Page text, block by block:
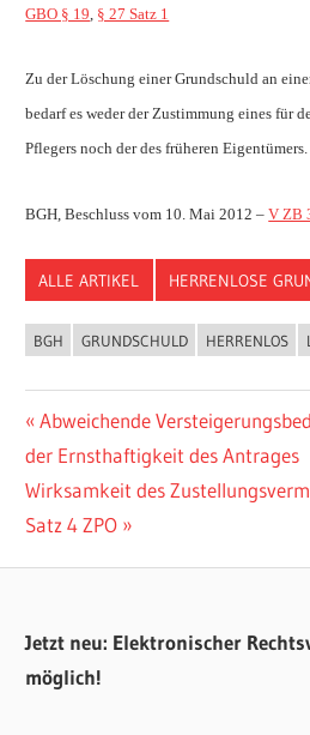
GBO § 19 § 27 Satz 1
Zu der Löschung einer Grundschuld an
bedarf es weder der Zustimmung eines für
Pflegers noch der des früheren Eigentümers.
BGH, Beschluss vom 10. Mai 2012 –V ZB
ALLE ARTIKEL HERRENLOSE
BGH GRUNDSCHULD HERRENLOS
Beitragsnavigation
Vorheriger
Beitrag:
Abweichende
der Ernsthaftigkeit des Antrages
Nächster
Beitrag:
Wirksamkeit des
Satz 4 ZPO
Jetzt neu: Elektronischer
möglich!